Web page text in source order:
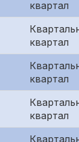
квартал
квартал
квартал
квартал